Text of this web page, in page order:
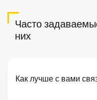
Часто
них
Как лучше с вами